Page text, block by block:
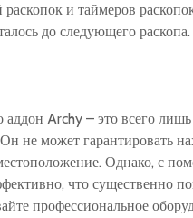
раскопок и таймеров
до следующего раскопа.
Archy – это всего
не может гарантировать
Однако, с
что существенно
профессиональное